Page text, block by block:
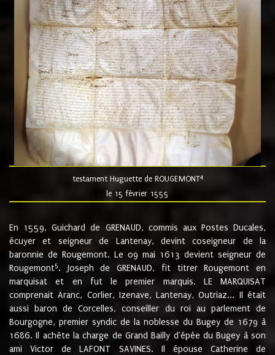
testament Huguette de ROUGEMONT4
le 15 février 1555
En 1559, Guichard de GRENAUD, commis aux Postes Ducales,
écuyer et seigneur de Lantenay, devint coseigneur de la
baronnie de Rougemont. Le 09 mai 1613 devient seigneur de
Rougemont5. Joseph de GRENAUD, fit titrer Rougemont en
marquisat et en fut le premier marquis. LE MARQUISAT
comprenait Aranc, Corlier, Izenave, Lantenay, Outriaz... Il était
aussi baron de Corcelles, conseiller du roi au parlement de
Bourgogne, premier syndic de la noblesse du Bugey de 1679 à
1686. Il achète la charge de Grand Bailly d'épée du Bugey à son
ami Victor de LAFONT SAVINES. Il épouse Catherine de